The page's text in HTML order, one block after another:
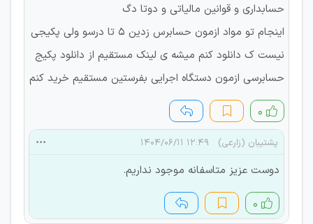
حسابداری و قوانین مالیاتی و دوتا دگ
اینجام تو مواد ازمون حسابرس زدین ۵ تا درسو ولی پکیجی
نیست ک دانلود کنم میشه ی لینک مستقیم از دانلود پکیج
حسابرسی ازمون دستگاه اجرایی بفرستین مستقیم خرید کنم
۰
پشتیبان (زارعی) ۱۲:۴۹ ۱۴۰۴/۰۶/۱۱
دوست عزیز متاسفانه موجود نداریم.
۰